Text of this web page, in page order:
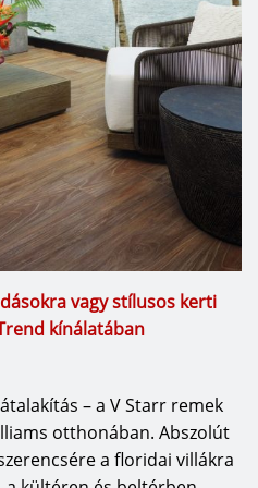
vagy stílusos kerti
kínálatában
– a V Starr remek
otthonában. Abszolút
a floridai villákra